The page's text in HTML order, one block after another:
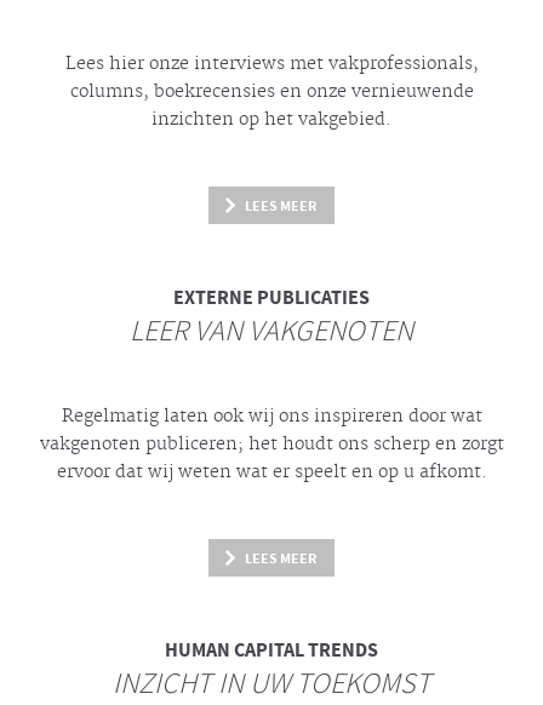
Lees hier onze interviews met vakprofessionals,
columns, boekrecensies en onze vernieuwende
inzichten op het vakgebied.
LEES MEER
EXTERNE PUBLICATIES
LEER VAN VAKGENOTEN
Regelmatig laten ook wij ons inspireren door wat
vakgenoten publiceren; het houdt ons scherp en zorgt
ervoor dat wij weten wat er speelt en op u afkomt.
LEES MEER
HUMAN CAPITAL TRENDS
INZICHT IN UW TOEKOMST